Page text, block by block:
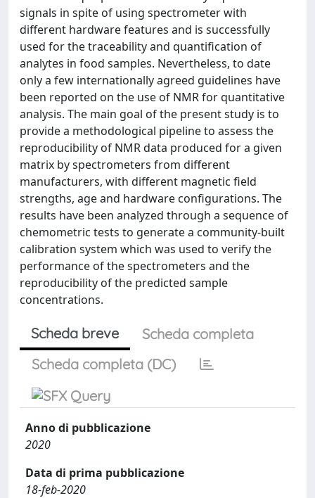
signals in spite of using spectrometer with
different hardware features and is successfully
used for the traceability and quantification of
analytes in food samples. Nevertheless, to date
only a few internationally agreed guidelines have
been reported on the use of NMR for quantitative
analysis. The main goal of the present study is to
provide a methodological pipeline to assess the
reproducibility of NMR data produced for a given
matrix by spectrometers from different
manufacturers, with different magnetic field
strengths, age and hardware configurations. The
results have been analyzed through a sequence of
chemometric tests to generate a community-built
calibration system which was used to verify the
performance of the spectrometers and the
reproducibility of the predicted sample
concentrations.
Scheda breve
Scheda completa
Scheda completa (DC)
Anno di pubblicazione
2020
Data di prima pubblicazione
18-feb-2020